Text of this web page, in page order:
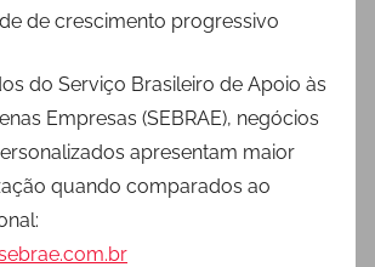
de crescimento progressivo
do Serviço Brasileiro de Apoio às
Empresas (SEBRAE), negócios
apresentam maior
quando comparados ao